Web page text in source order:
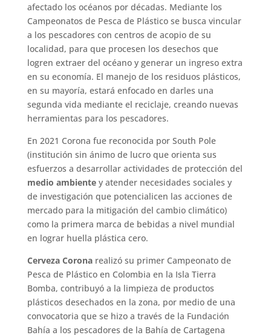
afectado los océanos por décadas. Mediante los
Campeonatos de Pesca de Plástico se busca vincular
a los pescadores con centros de acopio de su
localidad, para que procesen los desechos que
logren extraer del océano y generar un ingreso extra
en su economía. El manejo de los residuos plásticos,
en su mayoría, estará enfocado en darles una
segunda vida mediante el reciclaje, creando nuevas
herramientas para los pescadores.
En 2021 Corona fue reconocida por South Pole
(institución sin ánimo de lucro que orienta sus
esfuerzos a desarrollar actividades de protección del
medio ambientey atender necesidades sociales y
de investigación que potencialicen las acciones de
mercado para la mitigación del cambio climático)
como la primera marca de bebidas a nivel mundial
en lograr huella plástica cero.
Cerveza Coronarealizó su primer Campeonato de
Pesca de Plástico en Colombia en la Isla Tierra
Bomba, contribuyó a la limpieza de productos
plásticos desechados en la zona, por medio de una
convocatoria que se hizo a través de la Fundación
Bahía a los pescadores de la Bahía de Cartagena